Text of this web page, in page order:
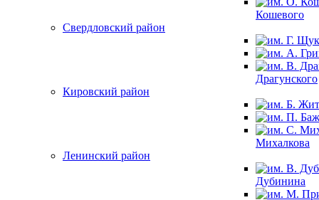
Кошевого
Свердловский район
Драгунского
Кировский район
Михалкова
Ленинский район
Дубинина